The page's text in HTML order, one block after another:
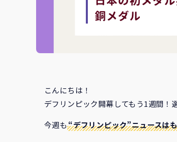
こんにちは！
デフリンピック開幕してもう1週間！
今週も“デフリンピック”ニュースは